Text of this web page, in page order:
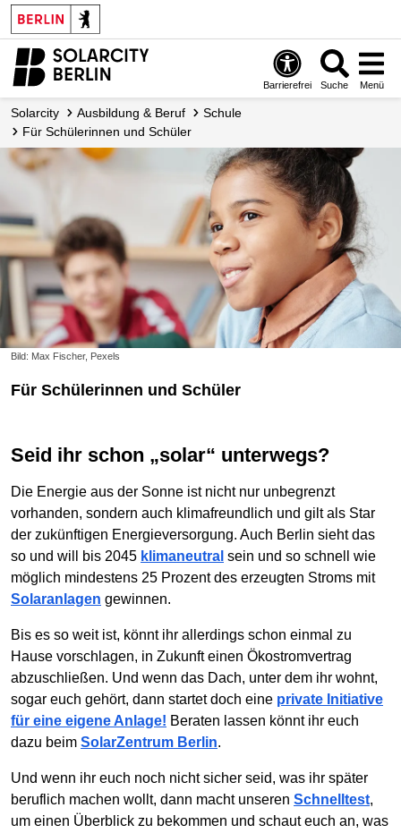
Barrierefrei Suche Menü
Solarcity Ausbildung & Beruf
Schule
Für Schülerinnen und Schüler
Bild: Max Fischer, Pexels
Für Schülerinnen und Schüler
Seid ihr schon „solar“ unterwegs?
Die Energie aus der Sonne ist nicht nur unbegrenzt
vorhanden, sondern auch klimafreundlich und gilt als Star
der zukünftigen Energieversorgung. Auch Berlin sieht das
so und will bis 2045 klimaneutral sein und so schnell wie
möglich mindestens 25 Prozent des erzeugten Stroms mit
Solaranlagen gewinnen.
Bis es so weit ist, könnt ihr allerdings schon einmal zu
Hause vorschlagen, in Zukunft einen Ökostromvertrag
abzuschließen. Und wenn das Dach, unter dem ihr wohnt,
sogar euch gehört, dann startet doch eine private Initiative
für eine eigene Anlage! Beraten lassen könnt ihr euch
dazu beim SolarZentrum Berlin.
Und wenn ihr euch noch nicht sicher seid, was ihr später
beruflich machen wollt, dann macht unseren Schnelltest,
um einen Überblick zu bekommen und schaut euch an, was